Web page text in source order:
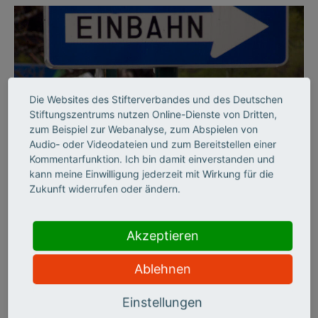
BILDUNGSSYSTEM
Per Einbahnstraße durch
die Hochschulbildung
Der Stifterverband hat die deutschen Hochschulen zehn Jahre
lang auf sechs Handlungsfeldern beobachtet und zieht ein
Die Websites des Stifterverbandes und des Deutschen
Stiftungszentrums nutzen Online-Dienste von Dritten,
zum Beispiel zur Webanalyse, zum Abspielen von
Audio- oder Videodateien und zum Bereitstellen einer
Kommentarfunktion. Ich bin damit einverstanden und
kann meine Einwilligung jederzeit mit Wirkung für die
Zukunft widerrufen oder ändern.
Akzeptieren
Ablehnen
Einstellungen